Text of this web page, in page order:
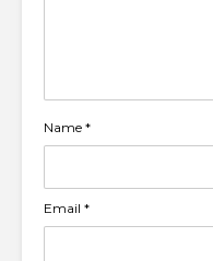
Name *
Email *